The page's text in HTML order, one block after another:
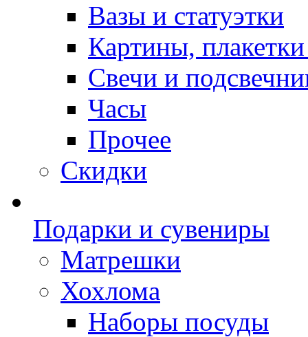
Вазы и статуэтки
Картины,
Свечи и
Часы
Прочее
Скидки
Подарки и сувениры
Матрешки
Хохлома
Наборы посуды